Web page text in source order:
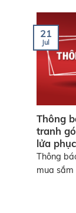
Thông
tranh
lửa
Thông
mua sắm
21
Jul